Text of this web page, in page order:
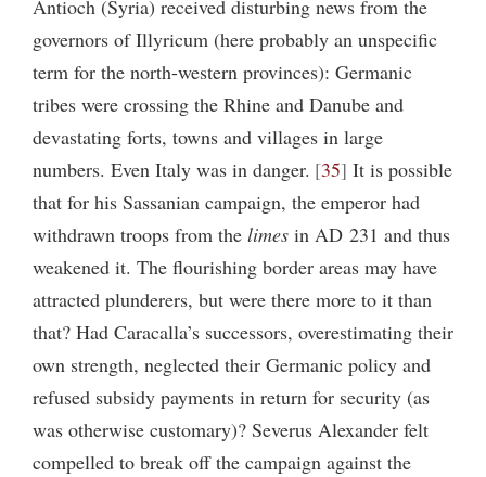
Antioch (Syria) received disturbing news from the
governors of Illyricum (here probably an unspecific
term for the north-western provinces): Germanic
tribes were crossing the Rhine and Danube and
devastating forts, towns and villages in large
numbers. Even Italy was in danger. 35 It is possible
that for his Sassanian campaign, the emperor had
withdrawn troops from the limes in AD 231 and thus
weakened it. The flourishing border areas may have
attracted plunderers, but were there more to it than
that? Had Caracalla’s successors, overestimating their
own strength, neglected their Germanic policy and
refused subsidy payments in return for security (as
was otherwise customary)? Severus Alexander felt
compelled to break off the campaign against the